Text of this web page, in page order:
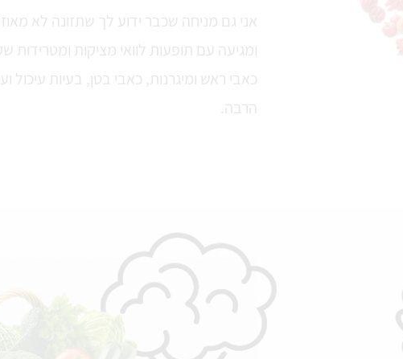
אני גם מניחה שכבר ידוע לך שתזונה לא
ומגיעה עם תופעות לוואי מציקות
כאבי ראש ומיגרנות, כאבי בטן, בעיות עיכול
הרבה.